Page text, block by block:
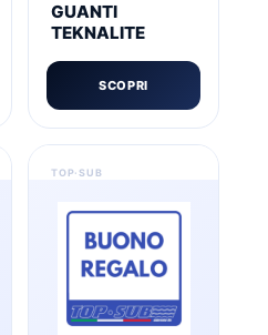
GUANTI
TEKNALITE
SCOPRI
Questo
varianti.
opzioni